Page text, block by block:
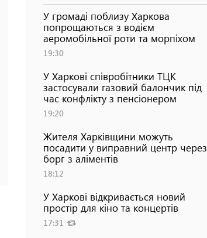
У громаді поблизу Харкова
попрощаються з водієм
аеромобільної роти та морпіхом
19:30
У Харкові співробітники ТЦК
застосували газовий балончик під
час конфлікту з пенсіонером
19:20
Жителя Харківщини можуть
посадити у виправний центр через
борг з аліментів
18:12
У Харкові відкривається новий
простір для кіно та концертів
17:31